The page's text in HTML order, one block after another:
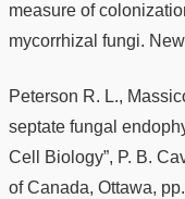
measure of
mycorrhizal fungi.
Peterson R. L.,
septate fungal
Cell Biology”, P. B.
of Canada, Ottawa,